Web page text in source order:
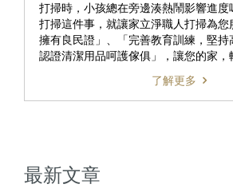
打掃時，小孩總在旁邊湊熱鬧影響進度
打掃這件事，就讓家立淨職人打掃為您
擁有良民證」、「完善教育訓練，堅持
認證清潔用品呵護傢俱」，讓您的家，
了解更多
最新文章